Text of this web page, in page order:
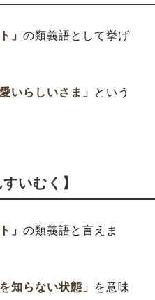
」 の類義語として挙げ
いらしいさま」 という
いむく】
」 の類義語と言えま
知らない状態」 を意味